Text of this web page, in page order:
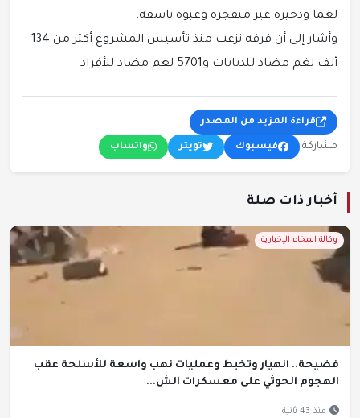
لغما وذخيرة غير منفجرة وعبوة ناسفة.
وأشار إلى أن فرقه نزعت منذ تأسيس المشروع أكثر من 134
ألف لغم مضاد للدبابات و5701 لغم مضاد للأفراد
قراءة المزيد من المصدر
مشاركة: فيسبوك تويتر واتساب
أخبار ذات صلة
وكالة المخاء الإخبارية
فضيحة.. انهيار وتخبط وعمليات نهب واسعة للأسلحة عقب
الهجوم الحوثي على معسكرات الش...
منذ 43 ثانية